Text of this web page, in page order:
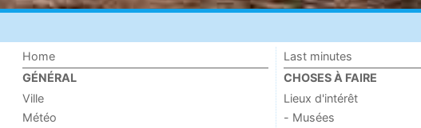
Home
GÉNÉRAL
Ville
Météo
Last minutes
CHOSES À FAIRE
Lieux d'intérêt
- Musées